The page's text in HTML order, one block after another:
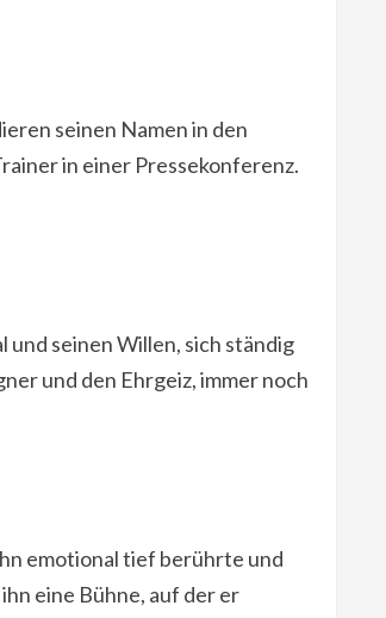
seinen Namen in den
in einer Pressekonferenz.
und seinen Willen, sich ständig
und den Ehrgeiz, immer noch
emotional tief berührte und
eine Bühne, auf der er